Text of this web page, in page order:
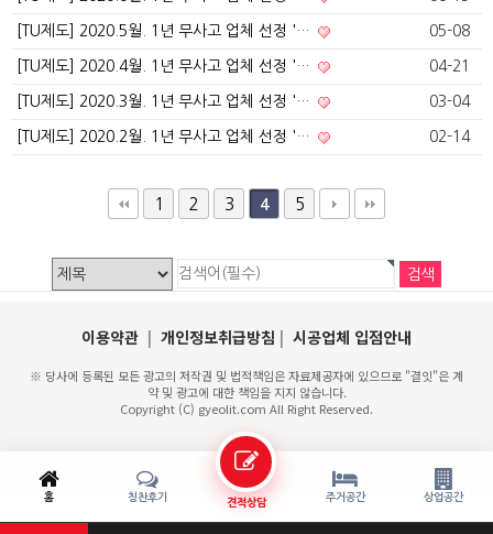
[TU제도] 2020.5월. 1년 무사고 업체 선정 '… 05-08
[TU제도] 2020.4월. 1년 무사고 업체 선정 '… 04-21
[TU제도] 2020.3월. 1년 무사고 업체 선정 '… 03-04
[TU제도] 2020.2월. 1년 무사고 업체 선정 '… 02-14
1 2 3 4 5
홈 칭찬후기 견적상담 주거공간 상업공간
이용약관 | 개인정보취급방침 | 시공업체 입점안내
※ 당사에 등록된 모든 광고의 저작권 및 법적책임은 자료제공자에 있으므로 "결잇"은 계
약 및 광고에 대한 책임을 지지 않습니다.
Copyright (C) gyeolit.com All Right Reserved.